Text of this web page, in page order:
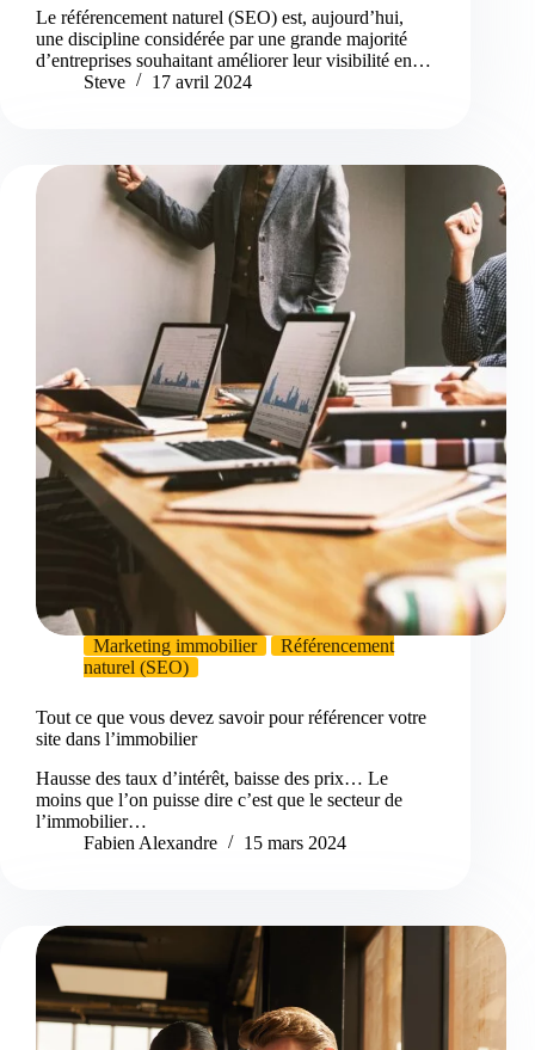
Le référencement naturel (SEO) est, aujourd’hui,
une discipline considérée par une grande majorité
d’entreprises souhaitant améliorer leur visibilité en…
Steve
17 avril 2024
Marketing immobilier
Référencement
naturel (SEO)
Tout ce que vous devez savoir pour référencer votre
site dans l’immobilier
Hausse des taux d’intérêt, baisse des prix… Le
moins que l’on puisse dire c’est que le secteur de
l’immobilier…
Fabien Alexandre
15 mars 2024